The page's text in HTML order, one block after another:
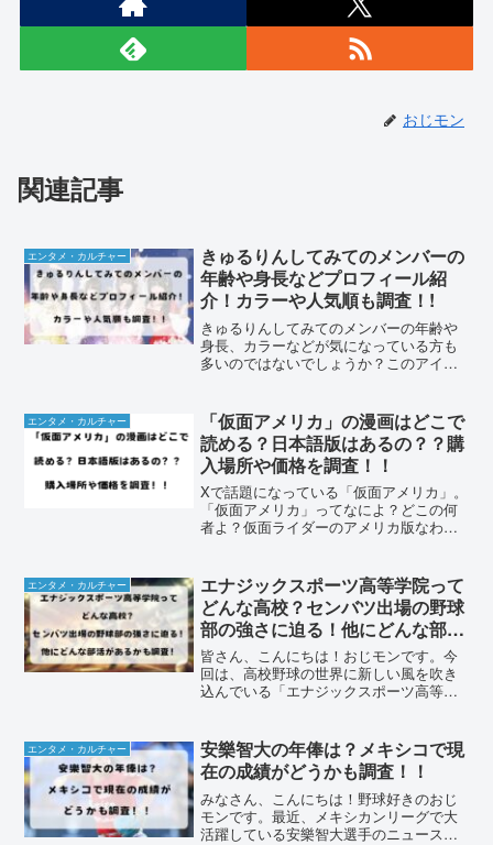
おじモン
関連記事
エンタメ・カルチャー
きゅるりんしてみてのメンバーの
年齢や身長などプロフィール紹
介！カラーや人気順も調査！!
きゅるりんしてみてのメンバーの年齢や
身長、カラーなどが気になっている方も
多いのではないでしょうか？このアイド
マンスを披露しています。おじモンも最
近このグループのこと...
エンタメ・カルチャー
「仮面アメリカ」の漫画はどこで
読める？日本語版はあるの？？購
入場所や価格を調査！！
Xで話題になっている「仮面アメリカ」。
「仮面アメリカ」ってなによ？どこの何
者よ？仮面ライダーのアメリカ版なわ
白いぞとなり気になってしまいガッツリ
世界観にハマってしまいま...
エンタメ・カルチャー
エナジックスポーツ高等学院って
どんな高校？センバツ出場の野球
部の強さに迫る！他にどんな部活
があるかも調査！
皆さん、こんにちは！おじモンです。今
回は、高校野球の世界に新しい風を吹き
込んでいる「エナジックスポーツ高等学
名で注目を集めているエナジックスポー
ツ高等学院。沖縄の高...
エンタメ・カルチャー
安樂智大の年俸は？メキシコで現
在の成績がどうかも調査！！
みなさん、こんにちは！野球好きのおじ
モンです。最近、メキシカンリーグで大
活躍している安樂智大選手のニュースを